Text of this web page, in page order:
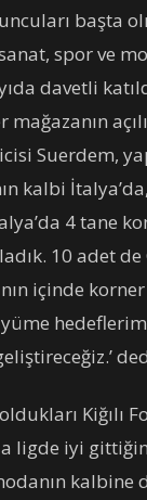
başta
spor ve
davetli
Suerdem,
kalbi
4 tane
10 adet de
içinde korner
Kiğılı
ligde iyi
kalbine